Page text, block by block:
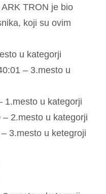
TRON je bio
koji su ovim
u kategorji
– 3.mesto u
1.mesto u kategorji
2.mesto u kategorji
3.mesto u ketegroji